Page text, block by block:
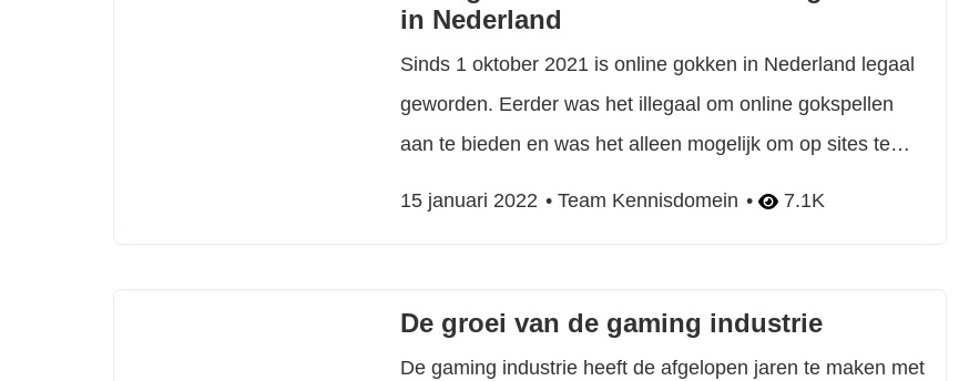
in Nederland
Sinds 1 oktober 2021 is online gokken in Nederland legaal
geworden. Eerder was het illegaal om online gokspellen
aan te bieden en was het alleen mogelijk om op sites te
15 januari 2022 Team Kennisdomein 7.1K
De groei van de gaming industrie
De gaming industrie heeft de afgelopen jaren te maken met